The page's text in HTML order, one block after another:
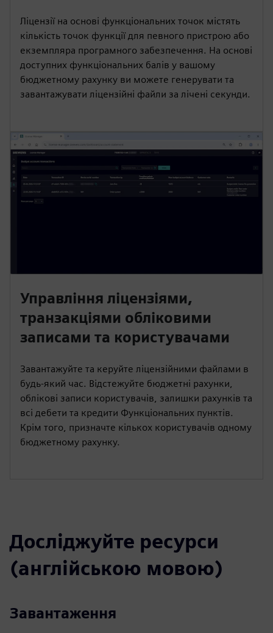
Ліцензії на основі функціональних точок містять
кількість точок функції для певного пристрою або
екземпляра програмного забезпечення. На основі
доступних функціональних балів у вашому
бюджетному рахунку ви можете генерувати та
завантажувати ліцензійні файли за лічені секунди.
Управління ліцензіями,
транзакціями обліковими
записами та користувачами
Завантажуйте та керуйте ліцензійними файлами в
будь-який час. Відстежуйте бюджетні рахунки,
облікові записи користувачів, залишки рахунків та
всі дебети та кредити Функціональних пунктів.
Крім того, призначте кількох користувачів одному
бюджетному рахунку.
Досліджуйте ресурси
(англійською мовою)
Завантаження